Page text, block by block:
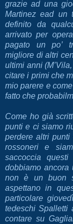
grazie ad una
Martinez ead un
definito da
arrivato per
pagato un po’
migliore di altri
ultimi anni
citare i primi che
mio parere e
fatto che
Come ho già
punti e ci siamo
perdere altri
rossoneri e
saccoccia
dobbiamo
non è un buon
aspettano in
particolare
tedeschi Spalletti
contare su